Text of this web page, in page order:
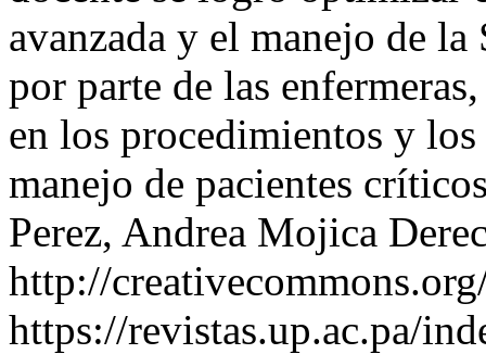
avanzada y el manejo de
por parte de las
en los procedimientos y
manejo de pacientes
Perez, Andrea Mojica
http://
https://revistas.up.ac.pa/